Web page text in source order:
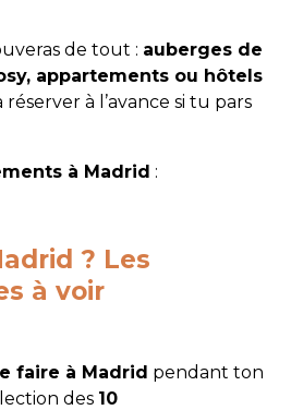
de tout : auberges de
appartements ou hôtels
réserver à l’avance si tu pars
à Madrid :
? Les
à voir
faire à Madrid pendant ton
des 10